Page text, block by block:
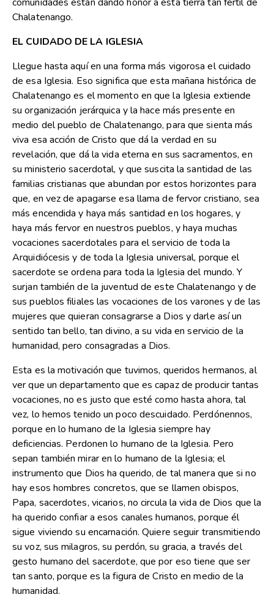
Chalatenango.
EL CUIDADO DE LA IGLESIA
Llegue hasta aquí en una forma más vigorosa el cuidado
de esa Iglesia. Eso significa que esta mañana histórica de
Chalatenango es el momento en que la Iglesia extiende
su organización jerárquica y la hace más presente en
medio del pueblo de Chalatenango, para que sienta más
viva esa acción de Cristo que dá la verdad en su
revelación, que dá la vida eterna en sus sacramentos, en
su ministerio sacerdotal, y que suscita la santidad de las
familias cristianas que abundan por estos horizontes para
que, en vez de apagarse esa llama de fervor cristiano, sea
más encendida y haya más santidad en los hogares, y
haya más fervor en nuestros pueblos, y haya muchas
vocaciones sacerdotales para el servicio de toda la
Arquidiócesis y de toda la Iglesia universal, porque el
sacerdote se ordena para toda la Iglesia del mundo. Y
surjan también de la juventud de este Chalatenango y de
sus pueblos filiales las vocaciones de los varones y de las
mujeres que quieran consagrarse a Dios y darle así un
sentido tan bello, tan divino, a su vida en servicio de la
humanidad, pero consagradas a Dios.
Esta es la motivación que tuvimos, queridos hermanos, al
ver que un departamento que es capaz de producir tantas
vocaciones, no es justo que esté como hasta ahora, tal
vez, lo hemos tenido un poco descuidado. Perdónennos,
porque en lo humano de la Iglesia siempre hay
deficiencias. Perdonen lo humano de la Iglesia. Pero
sepan también mirar en lo humano de la Iglesia; el
instrumento que Dios ha querido, de tal manera que si no
hay esos hombres concretos, que se llamen obispos,
Papa, sacerdotes, vicarios, no circula la vida de Dios que la
ha querido confiar a esos canales humanos, porque él
sigue viviendo su encarnación. Quiere seguir transmitiendo
su voz, sus milagros, su perdón, su gracia, a través del
gesto humano del sacerdote, que por eso tiene que ser
tan santo, porque es la figura de Cristo en medio de la
humanidad.